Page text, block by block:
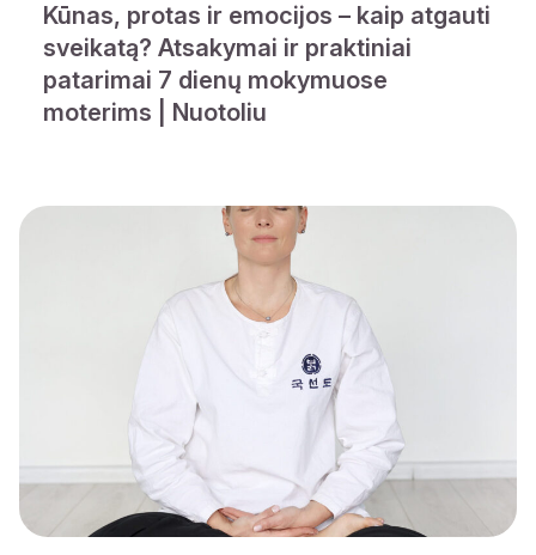
Kūnas, protas ir emocijos – kaip atgauti
sveikatą? Atsakymai ir praktiniai
patarimai 7 dienų mokymuose
moterims | Nuotoliu